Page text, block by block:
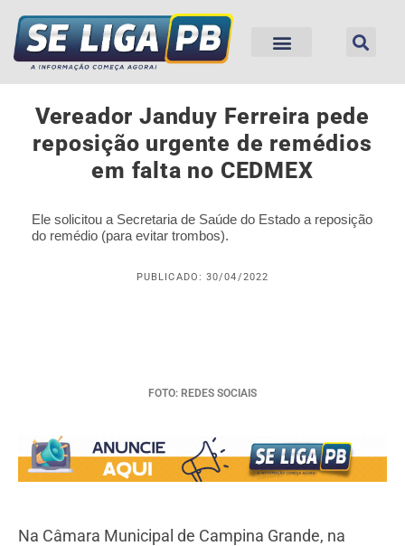
Vereador Janduy Ferreira pede
reposição urgente de remédios
em falta no CEDMEX
Ele solicitou a Secretaria de Saúde do Estado a reposição
do remédio (para evitar trombos).
PUBLICADO: 30/04/2022
FOTO: REDES SOCIAIS
Na Câmara Municipal de Campina Grande, na